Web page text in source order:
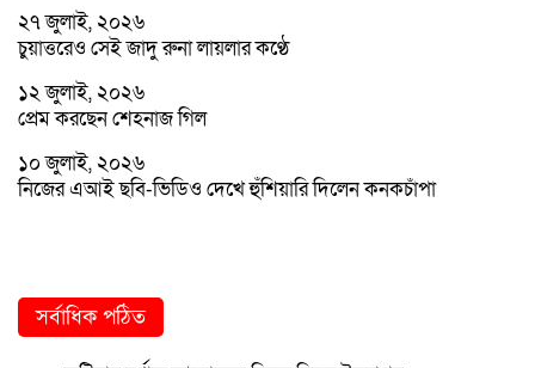
২৭ জুলাই, ২০২৬
চুয়াত্তরেও সেই জাদু রুনা লায়লার কণ্ঠে
১২ জুলাই, ২০২৬
প্রেম করছেন শেহনাজ গিল
১০ জুলাই, ২০২৬
নিজের এআই ছবি-ভিডিও দেখে হুঁশিয়ারি দিলেন কনকচাঁপা
সর্বাধিক পঠিত